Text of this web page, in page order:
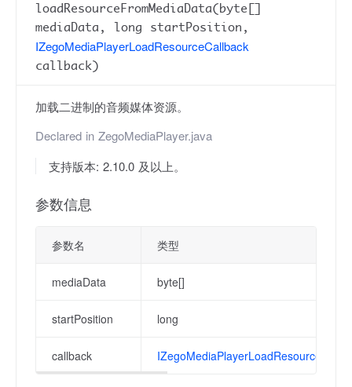
loadResourceFromMediaData(byte[]
mediaData, long startPosition,
IZegoMediaPlayerLoadResourceCallback
callback)
加载二进制的音频媒体资源。
Declared in ZegoMediaPlayer.java
支持版本: 2.10.0 及以上。
参数信息
参数名 类型
mediaData byte[]
startPosition long
callback